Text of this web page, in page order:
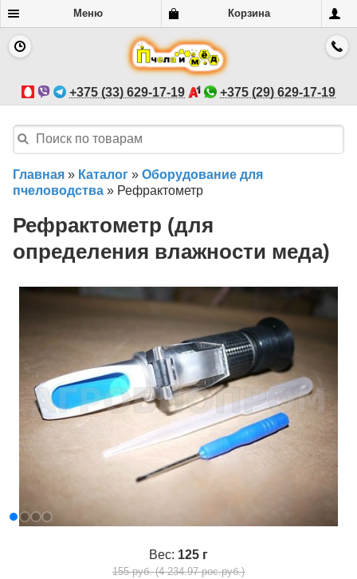
Меню Корзина
+375 (33) 629-17-19 +375 (29) 629-17-19
Главная » Каталог » Оборудование для
пчеловодства » Рефрактометр
Рефрактометр (для
определения влажности меда)
Вес: 125 г
155 руб. (4 234.97 рос.руб.)